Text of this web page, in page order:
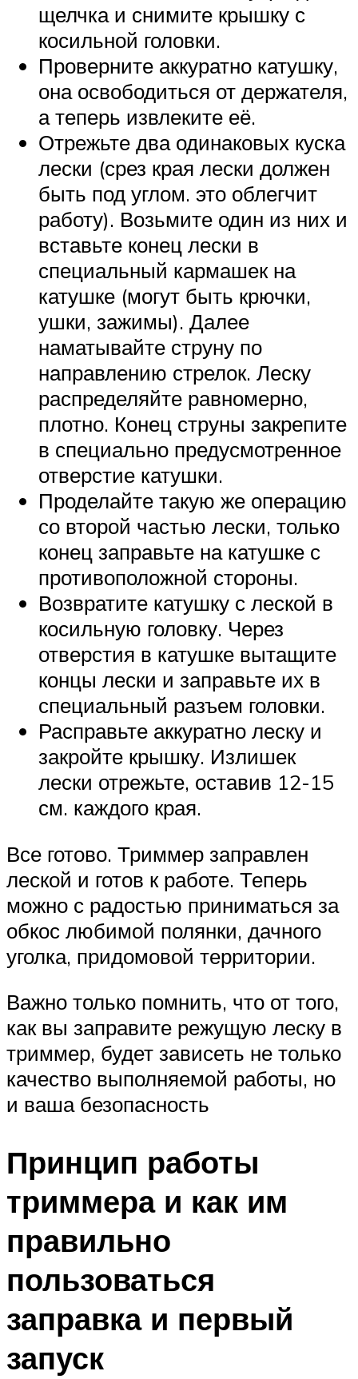
щелчка и снимите крышку с
косильной головки.
Проверните аккуратно катушку,
она освободиться от держателя,
а теперь извлеките её.
Отрежьте два одинаковых куска
лески (срез края лески должен
быть под углом. это облегчит
работу). Возьмите один из них и
вставьте конец лески в
специальный кармашек на
катушке (могут быть крючки,
ушки, зажимы). Далее
наматывайте струну по
направлению стрелок. Леску
распределяйте равномерно,
плотно. Конец струны закрепите
в специально предусмотренное
отверстие катушки.
Проделайте такую же операцию
со второй частью лески, только
конец заправьте на катушке с
противоположной стороны.
Возвратите катушку с леской в
косильную головку. Через
отверстия в катушке вытащите
концы лески и заправьте их в
специальный разъем головки.
Расправьте аккуратно леску и
закройте крышку. Излишек
лески отрежьте, оставив 12-15
см. каждого края.
Все готово. Триммер заправлен
леской и готов к работе. Теперь
можно с радостью приниматься за
обкос любимой полянки, дачного
уголка, придомовой территории.
Важно только помнить, что от того,
как вы заправите режущую леску в
триммер, будет зависеть не только
качество выполняемой работы, но
и ваша безопасность
Принцип работы
триммера и как им
правильно
пользоваться
заправка и первый
запуск